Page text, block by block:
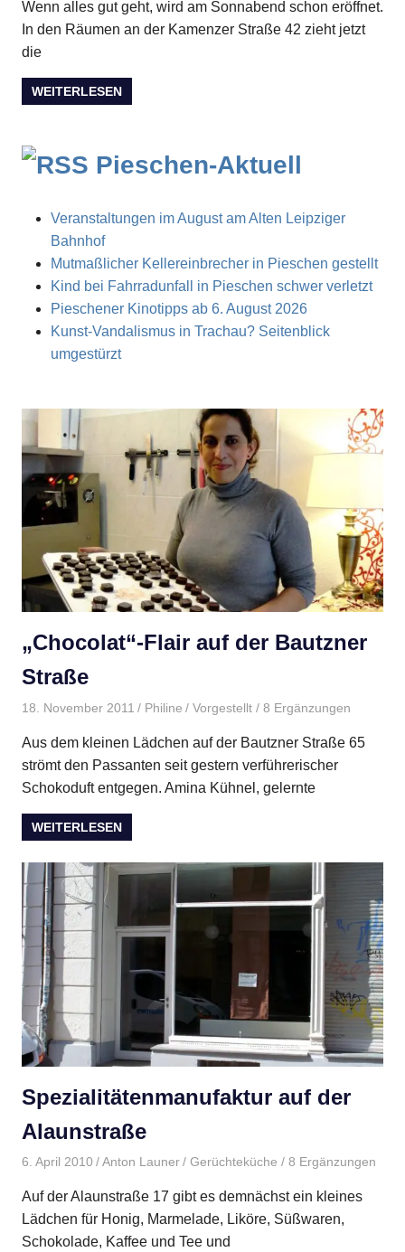
Wenn alles gut geht, wird am Sonnabend schon eröffnet.
In den Räumen an der Kamenzer Straße 42 zieht jetzt
die
WEITERLESEN
Pieschen-Aktuell
Veranstaltungen im August am Alten Leipziger
Bahnhof
Mutmaßlicher Kellereinbrecher in Pieschen gestellt
Kind bei Fahrradunfall in Pieschen schwer verletzt
Pieschener Kinotipps ab 6. August 2026
Kunst-Vandalismus in Trachau? Seitenblick
umgestürzt
„Chocolat“-Flair auf der Bautzner
Straße
18. November 2011 Philine Vorgestellt/ 8 Ergänzungen
Aus dem kleinen Lädchen auf der Bautzner Straße 65
strömt den Passanten seit gestern verführerischer
Schokoduft entgegen. Amina Kühnel, gelernte
WEITERLESEN
Spezialitätenmanufaktur auf der
Alaunstraße
6. April 2010 Anton Launer Gerüchteküche / 8 Ergänzungen
Auf der Alaunstraße 17 gibt es demnächst ein kleines
Lädchen für Honig, Marmelade, Liköre, Süßwaren,
Schokolade, Kaffee und Tee und